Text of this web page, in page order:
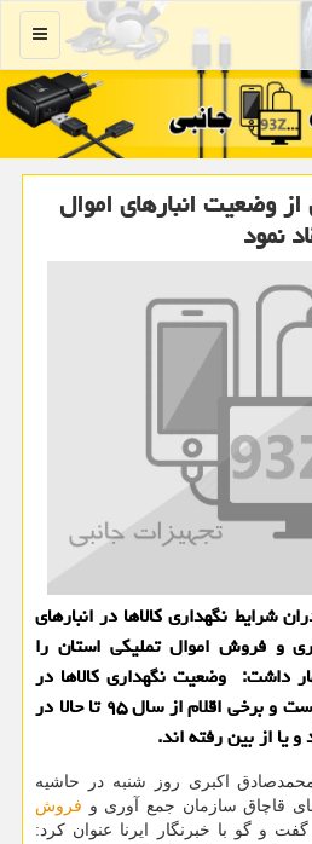
منو
وضعیت انبارهای اموال
نمود
شرایط نگهداری کالاها در انبارهای
و فروش اموال تملیکی استان را
داشت: وضعیت نگهداری کالاها در
این انبارها رضایت بخش نیست و برخی اقلام از سال ۹۵ تا حالا در
یا از بین رفته اند.
اکبری روز شنبه در حاشیه
قاچاق سازمان جمع آوری و فروش
و گو با خبرنگار ایرنا عنوان کرد: